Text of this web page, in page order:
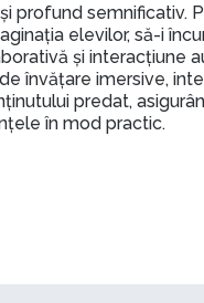
profund semnificativ.
elevilor, să-i
și interacțiune
învățare imersive,
predat,
în mod practic.